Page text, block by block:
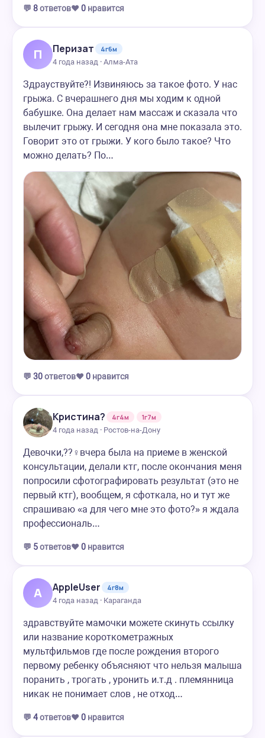
💬 8ответов❤️ 0 нравится
П Перизат
4г6м
4 года назад · Алма-Ата
Здрауствуйте?! Извиняюсь за такое фото. У нас
грыжа. С вчерашнего дня мы ходим к одной
бабушке. Она делает нам массаж и сказала что
вылечит грыжу. И сегодня она мне показала это.
Говорит это от грыжи. У кого было такое? Что
можно делать? По…
💬 30ответов❤️ 0 нравится
Кристина? 4г4м
1г7м
4 года назад · Ростов-на-Дону
Девочки,??‍♀️вчера была на приеме в женской
консультации, делали ктг, после окончания меня
попросили сфотографировать результат (это не
первый ктг), вообщем, я сфоткала, но и тут же
спрашиваю «а для чего мне это фото?» я ждала
профессиональ…
💬 5ответов❤️ 0 нравится
A AppleUser
4г8м
4 года назад · Караганда
здравствуйте мамочки можете скинуть ссылку
или название короткометражных
мультфильмов где после рождения второго
первому ребенку объясняют что нельзя малыша
поранить , трогать , уронить и.т.д . племянница
никак не понимает слов , не отход…
💬 4ответов❤️ 0 нравится